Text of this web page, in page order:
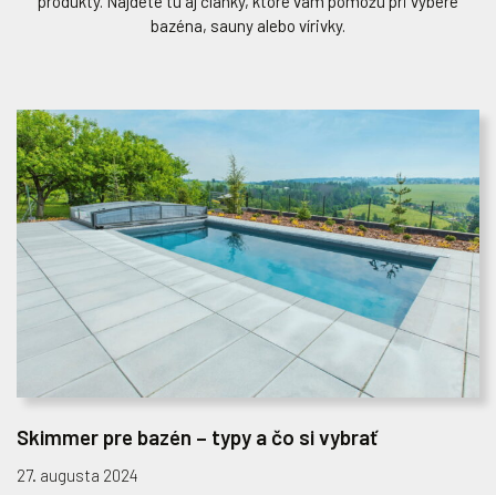
bazéna, sauny alebo vírivky.
Skimmer pre bazén – typy a čo si vybrať
27. augusta 2024